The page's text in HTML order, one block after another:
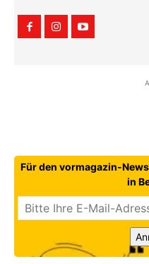
Für den vormagazin-
in